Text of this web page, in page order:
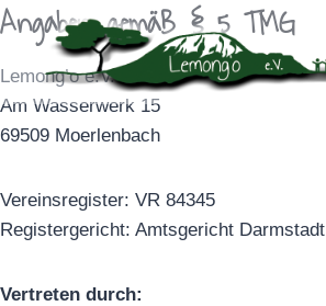
Zum
Inhalt
springen
Angaben gemäß § 5 TMG
Lemong’o e.V.
Am Wasserwerk 15
69509 Moerlenbach
Vereinsregister: VR 84345
Registergericht: Amtsgericht Darmstadt
Vertreten durch: